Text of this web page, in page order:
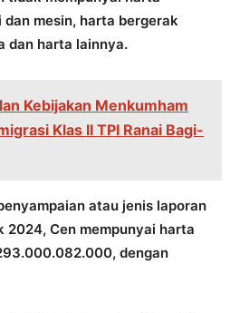
mesin, harta bergerak
dan harta lainnya.
Kebijakan Menkumham
Klas II TPI Ranai Bagi-
atau jenis laporan
2024, Cen mempunyai harta
dengan